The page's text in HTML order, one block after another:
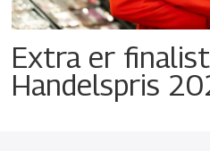
Extra er
Handelspris